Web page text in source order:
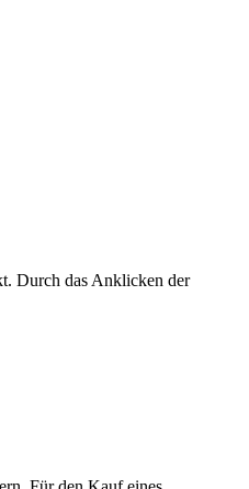
Durch das Anklicken der